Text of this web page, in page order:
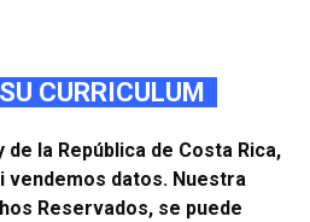
CURRICULUM
de la República de Costa Rica,
vendemos datos. Nuestra
Reservados, se puede